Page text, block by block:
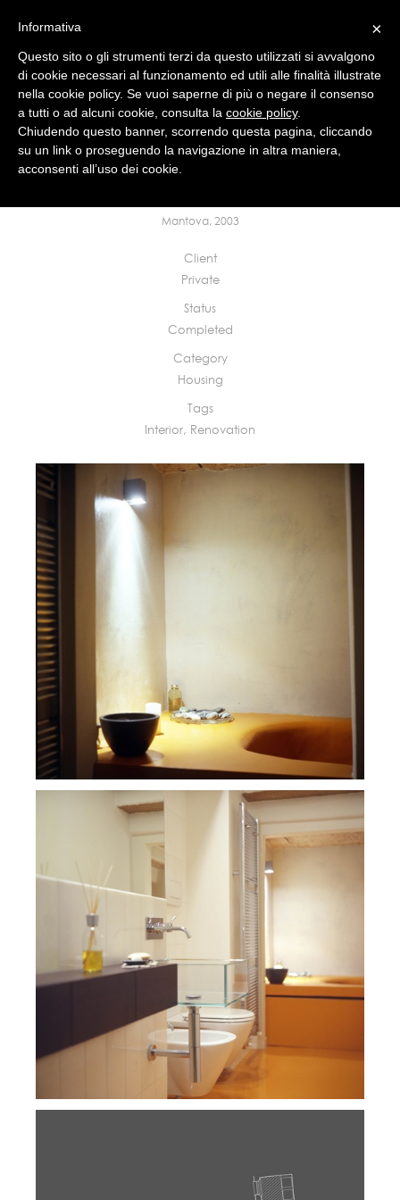
studio news works contact
Mantova, 2003
Client
Private
Status
Completed
Category
Housing
Tags
Interior, Renovation
×
Informativa
Questo sito o gli strumenti terzi da questo utilizzati si avvalgono
di cookie necessari al funzionamento ed utili alle finalità illustrate
nella cookie policy. Se vuoi saperne di più o negare il consenso
a tutti o ad alcuni cookie, consulta la cookie policy.
Chiudendo questo banner, scorrendo questa pagina, cliccando
su un link o proseguendo la navigazione in altra maniera,
acconsenti all’uso dei cookie.